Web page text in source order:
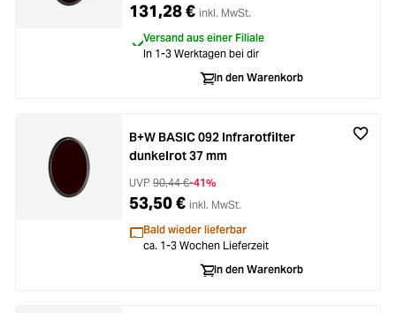
131,28 € inkl. MwSt.
Versand aus einer Filiale
In 1-3 Werktagen bei dir
In den Warenkorb
B+W BASIC 092 Infrarotfilter
dunkelrot 37 mm
UVP 90,44 €-41%
53,50 € inkl. MwSt.
Bald wieder lieferbar
ca. 1-3 Wochen Lieferzeit
In den Warenkorb